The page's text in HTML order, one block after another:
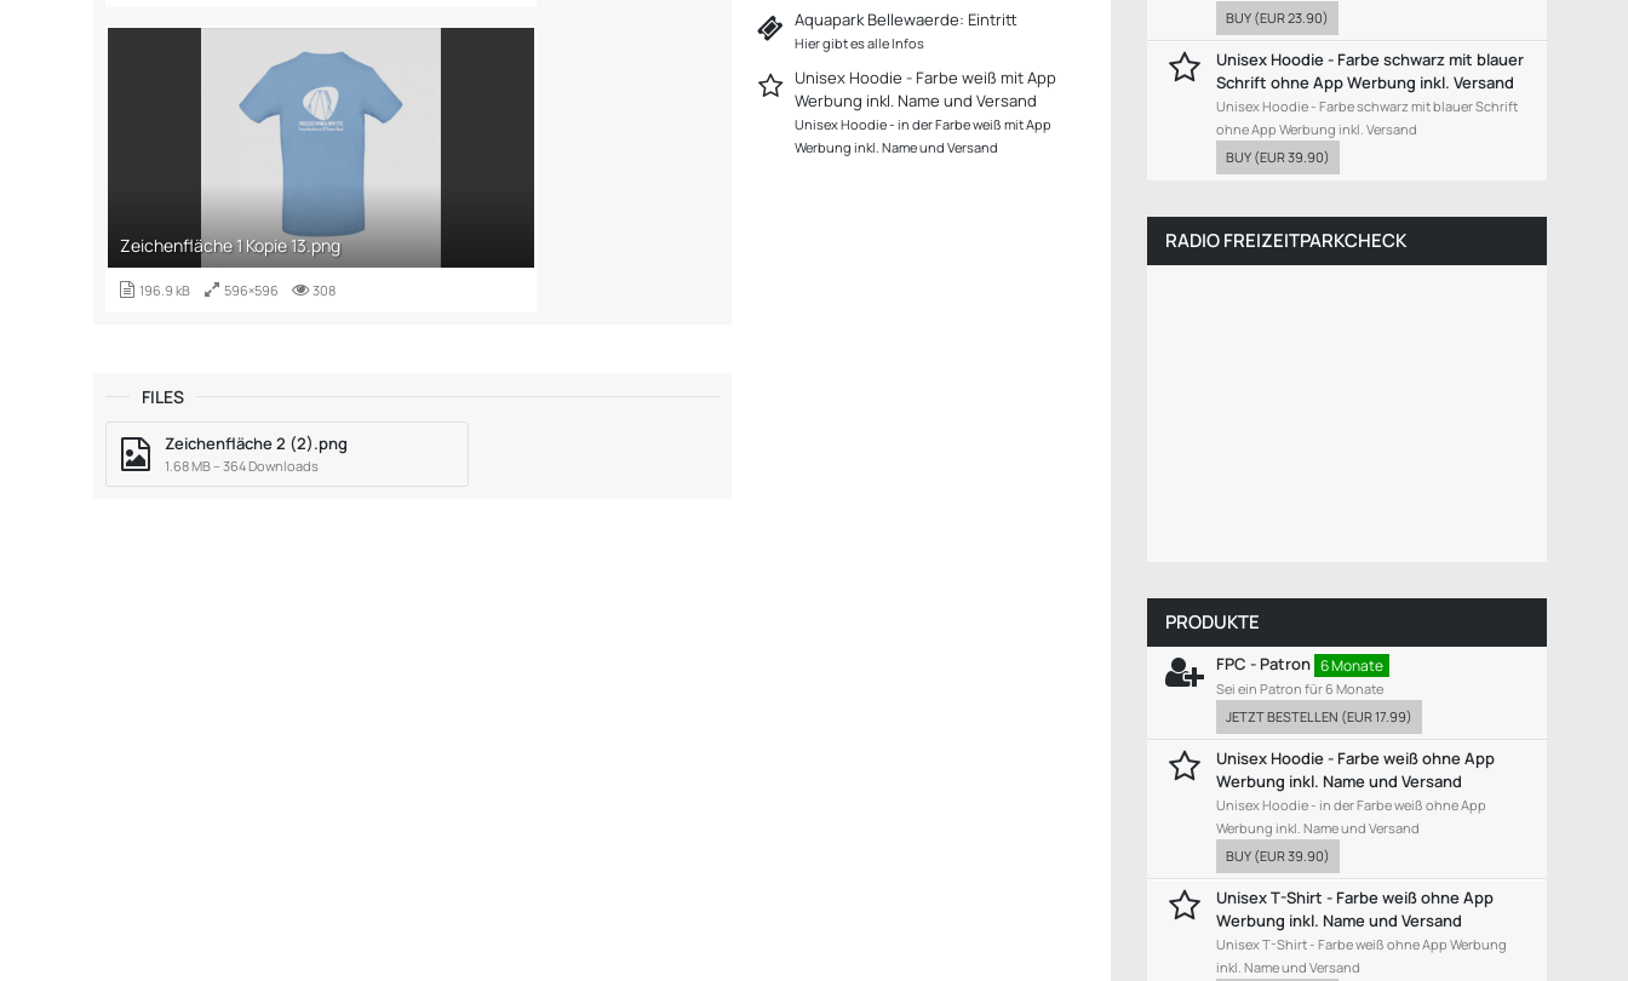
Zeichenfläche 1 Kopie 13.png
196.9 kB 596×596 308
FILES
Zeichenfläche 2 (2).png
1.68 MB – 364 Downloads
Aquapark Bellewaerde: Eintritt
Hier gibt es alle Infos
Unisex Hoodie - Farbe weiß mit App
Werbung inkl. Name und Versand
Unisex Hoodie - in der Farbe weiß mit App
Werbung inkl. Name und Versand
BUY (EUR 23.90)
Unisex Hoodie - Farbe schwarz mit blauer
Schrift ohne App Werbung inkl. Versand
Unisex Hoodie - Farbe schwarz mit blauer Schrift
ohne App Werbung inkl. Versand
BUY (EUR 39.90)
RADIO FREIZEITPARKCHECK
PRODUKTE
FPC - Patron 6 Monate
Sei ein Patron für 6 Monate
JETZT BESTELLEN (EUR 17.99)
Unisex Hoodie - Farbe weiß ohne App
Werbung inkl. Name und Versand
Unisex Hoodie - in der Farbe weiß ohne App
Werbung inkl. Name und Versand
BUY (EUR 39.90)
Unisex T-Shirt - Farbe weiß ohne App
Werbung inkl. Name und Versand
Unisex T-Shirt - Farbe weiß ohne App Werbung
inkl. Name und Versand